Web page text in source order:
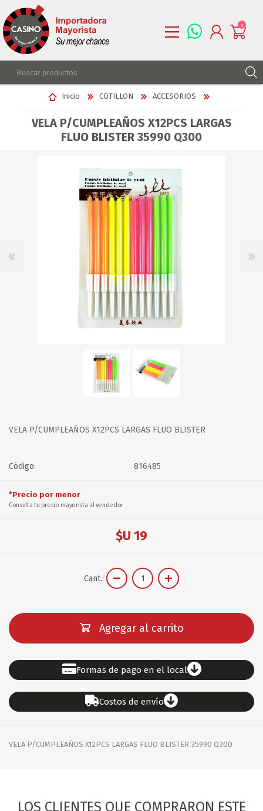
REGISTRARSE
LISTA DE DESEOS
0
Inicio COTILLON ACCESORIOS
VELA P/CUMPLEAÑOS X12PCS LARGAS
FLUO BLISTER 35990 Q300
VELA P/CUMPLEAÑOS X12PCS LARGAS FLUO BLISTER
Código: 816485
*Precio por menor
Consulta tu precio mayorista al vendedor
$U 19
Cant.:
Agregar al carrito
Formas de pago en el local
Costos de envío
VELA P/CUMPLEAÑOS X12PCS LARGAS FLUO BLISTER 35990 Q300
LOS CLIENTES QUE COMPRARON ESTE